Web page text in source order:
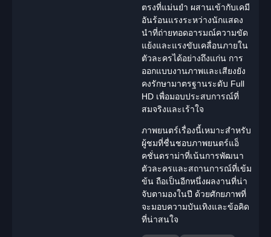
ตรงที่แม่นยำ ผสานเข้ากับเคมี
อันร้อนแรงระหว่างนักแสดง
นำที่ถ่ายทอดอารมณ์ความขัด
แย้งและแรงขับเคลื่อนภายใน
ตัวละครได้อย่างถึงแก่น การ
ออกแบบงานภาพและเสียงยัง
คงรักษามาตรฐานระดับ Full
HD เพื่อมอบประสบการณ์ที่
สมจริงและเร้าใจ
ภาพยนตร์เรื่องนี้เหมาะสำหรับ
ผู้ชมที่ชื่นชอบภาพยนตร์แอ็
คชั่นดราม่าที่เน้นการพัฒนา
ตัวละครและสถานการณ์ที่เข้ม
ข้น ถือเป็นอีกหนึ่งผลงานที่น่า
จับตามองในปี ด้วยศักยภาพที่
จะมอบความบันเทิงและข้อคิด
ที่น่าสนใจ